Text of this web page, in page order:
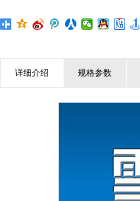
详细介绍 规格参数